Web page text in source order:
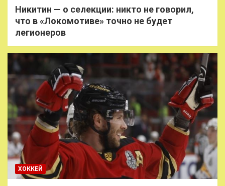
Никитин — о селекции: никто не говорил,
что в «Локомотиве» точно не будет
легионеров
ХОККЕЙ